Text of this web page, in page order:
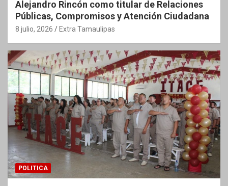
Alejandro Rincón como titular de Relaciones
Públicas, Compromisos y Atención Ciudadana
8 julio, 2026 Extra Tamaulipas
POLITICA